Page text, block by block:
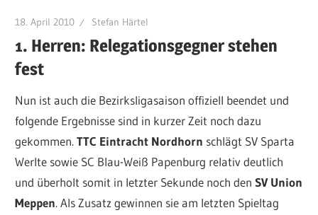
18. April 2010 Stefan Härtel
1. Herren: Relegationsgegner stehen
fest
Nun ist auch die Bezirksligasaison offiziell beendet und
folgende Ergebnisse sind in kurzer Zeit noch dazu
gekommen.TTC Eintracht Nordhorn schlägt SV Sparta
Werlte sowie SC Blau-Weiß Papenburg relativ deutlich
und überholt somit in letzter Sekunde noch denSV Union
Meppen. Als Zusatz gewinnen sie am letzten Spieltag